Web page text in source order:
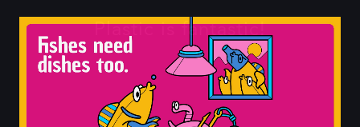
Plastic is fantastic!